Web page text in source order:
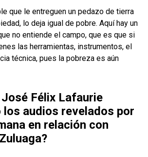
que le entreguen un pedazo de tierra
lo deja igual de pobre. Aquí hay un
no entiende el campo, que es que si
las herramientas, instrumentos, el
técnica, pues la pobreza es aún
Félix Lafaurie
los audios revelados por
en relación con